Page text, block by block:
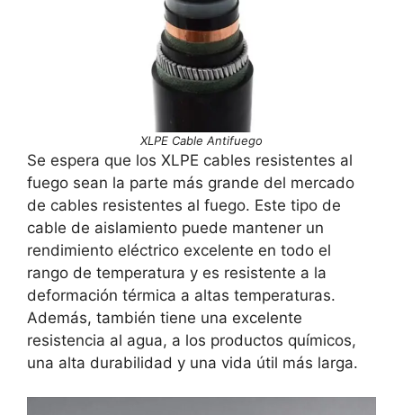
XLPE Cable Antifuego
Se espera que los XLPE cables resistentes al
fuego sean la parte más grande del mercado
de cables resistentes al fuego. Este tipo de
cable de aislamiento puede mantener un
rendimiento eléctrico excelente en todo el
rango de temperatura y es resistente a la
deformación térmica a altas temperaturas.
Además, también tiene una excelente
resistencia al agua, a los productos químicos,
una alta durabilidad y una vida útil más larga.